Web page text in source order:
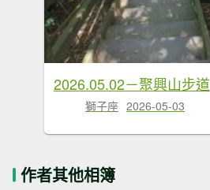
2026.05.02－聚興山步道
獅子座 2026-05-03
作者其他相簿